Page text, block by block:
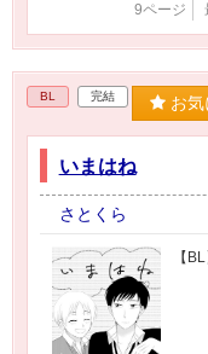
9ページ
BL 完結 お
いまはね
さとくら
【